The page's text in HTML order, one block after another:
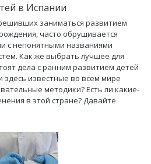
в Испании
заниматься развитием
часто обрушивается
с непонятными названиями
Как же выбрать лучшее для
дела с ранним развитием детей
здесь известные во всем мире
методики? Есть ли какие-
в этой стране? Давайте